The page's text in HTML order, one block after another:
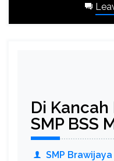
Di Kancah
SMP BSS
SMP